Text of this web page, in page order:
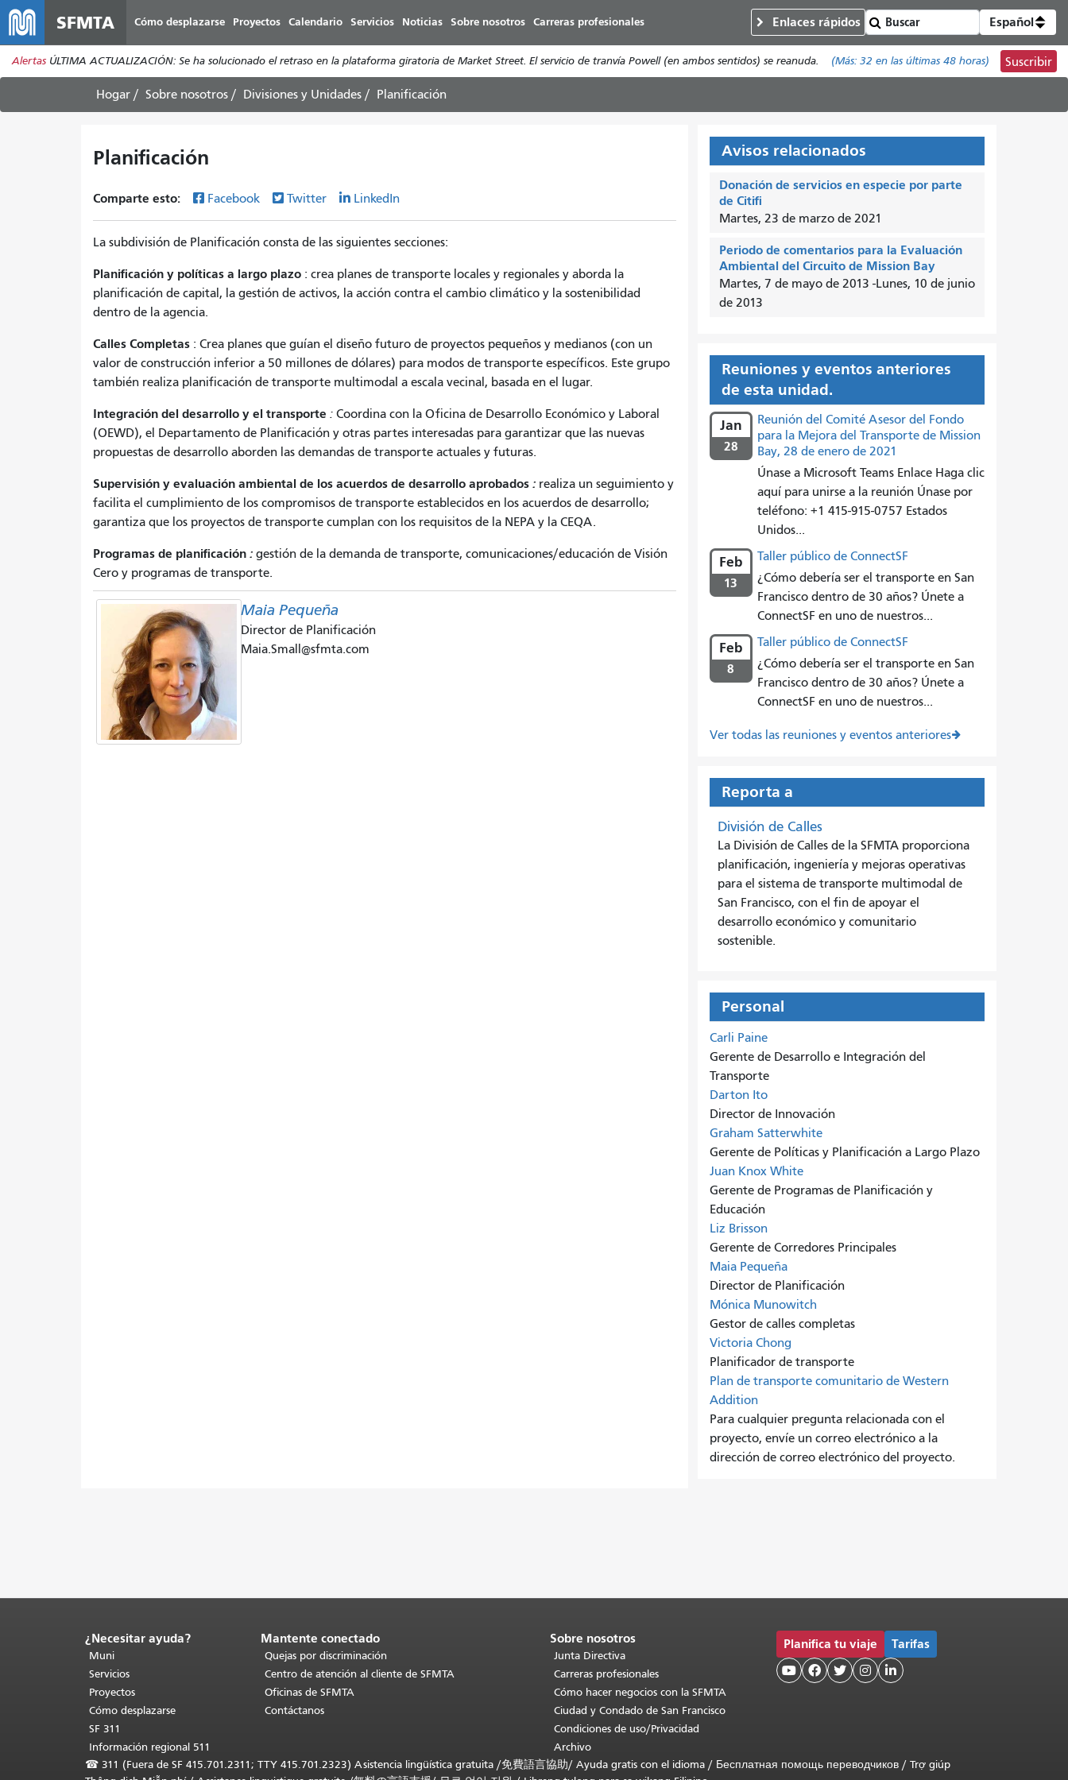
al
contenido
principal
SFMTA Cómo desplazarse Proyectos Calendario Servicios Noticias Sobre nosotros Carreras profesionales Enlaces rápidos Español
Alertas ÚLTIMA ACTUALIZACIÓN: Se ha solucionado el retraso en la plataforma giratoria de Market Street. El servicio de tranvía Powell (en ambos sentidos) se reanuda. (Más: 32 en las últimas 48 horas) Suscribir
Hogar Sobre nosotros Divisiones y Unidades Planificación
Planificación
Comparte esto: Facebook Twitter LinkedIn
La subdivisión de Planificación consta de las siguientes secciones:
Planificación y políticas a largo plazo : crea planes de transporte locales y regionales y aborda la
planificación de capital, la gestión de activos, la acción contra el cambio climático y la sostenibilidad
dentro de la agencia.
Calles Completas : Crea planes que guían el diseño futuro de proyectos pequeños y medianos (con un
valor de construcción inferior a 50 millones de dólares) para modos de transporte específicos. Este grupo
también realiza planificación de transporte multimodal a escala vecinal, basada en el lugar.
Integración del desarrollo y el transporte : Coordina con la Oficina de Desarrollo Económico y Laboral
(OEWD), el Departamento de Planificación y otras partes interesadas para garantizar que las nuevas
propuestas de desarrollo aborden las demandas de transporte actuales y futuras.
Supervisión y evaluación ambiental de los acuerdos de desarrollo aprobados : realiza un seguimiento y
facilita el cumplimiento de los compromisos de transporte establecidos en los acuerdos de desarrollo;
garantiza que los proyectos de transporte cumplan con los requisitos de la NEPA y la CEQA.
Programas de planificación : gestión de la demanda de transporte, comunicaciones/educación de Visión
Cero y programas de transporte.
Maia Pequeña
Director de Planificación
Maia.Small@sfmta.com
Avisos relacionados
Donación de servicios en especie por parte
de Citifi
Martes, 23 de marzo de 2021
Periodo de comentarios para la Evaluación
Ambiental del Circuito de Mission Bay
Martes, 7 de mayo de 2013 -Lunes, 10 de junio
de 2013
Reuniones y eventos anteriores
de esta unidad.
Jan
28
Reunión del Comité Asesor del Fondo
para la Mejora del Transporte de Mission
Bay, 28 de enero de 2021
Únase a Microsoft Teams Enlace Haga clic
aquí para unirse a la reunión Únase por
teléfono: +1 415-915-0757 Estados
Unidos...
Feb
13
Taller público de ConnectSF
¿Cómo debería ser el transporte en San
Francisco dentro de 30 años? Únete a
ConnectSF en uno de nuestros...
Feb
8
Taller público de ConnectSF
¿Cómo debería ser el transporte en San
Francisco dentro de 30 años? Únete a
ConnectSF en uno de nuestros...
Ver todas las reuniones y eventos anteriores
Reporta a
División de Calles
La División de Calles de la SFMTA proporciona
planificación, ingeniería y mejoras operativas
para el sistema de transporte multimodal de
San Francisco, con el fin de apoyar el
desarrollo económico y comunitario
sostenible.
Personal
Carli Paine
Gerente de Desarrollo e Integración del
Transporte
Darton Ito
Director de Innovación
Graham Satterwhite
Gerente de Políticas y Planificación a Largo Plazo
Juan Knox White
Gerente de Programas de Planificación y
Educación
Liz Brisson
Gerente de Corredores Principales
Maia Pequeña
Director de Planificación
Mónica Munowitch
Gestor de calles completas
Victoria Chong
Planificador de transporte
Plan de transporte comunitario de Western
Addition
Para cualquier pregunta relacionada con el
proyecto, envíe un correo electrónico a la
dirección de correo electrónico del proyecto.
Fin
del
contenido
de
la
página.
esta
¿Necesitar ayuda?
Muni
Servicios
Proyectos
Cómo desplazarse
SF 311
Información regional 511
Mantente conectado
Quejas por discriminación
Centro de atención al cliente de SFMTA
Oficinas de SFMTA
Contáctanos
Sobre nosotros
Junta Directiva
Carreras profesionales
Cómo hacer negocios con la SFMTA
Ciudad y Condado de San Francisco
Condiciones de uso/Privacidad
Archivo
Planifica tu viaje Tarifas
    
☎ 311 (Fuera de SF 415.701.2311; TTY 415.701.2323) Asistencia lingüística gratuita /免費語言協助/ Ayuda gratis con el idioma / Бесплатная помощь переводчиков / Trợ giúp